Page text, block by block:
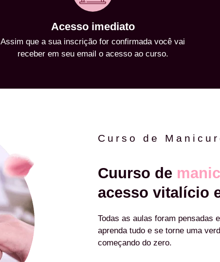
Acesso imediato
Assim que a sua inscrição for confirmada você vai
receber em seu email o acesso ao curso.
Curso de
Cuurso de
acesso vitalício
Todas as aulas foram pensadas
aprenda tudo e se torne uma
começando do zero.